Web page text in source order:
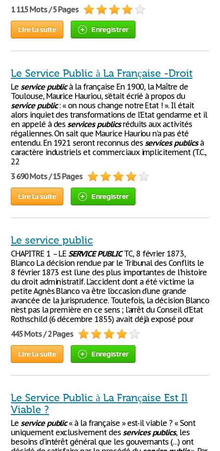
1 115 Mots / 5 Pages
Lire la suite Enregistrer
Le Service Public à La Française -Droit
Le service publicà la française En 1900, la Maître de
Toulouse, Maurice Hauriou, s’était écrié à propos du
service public: « on nous change notre Etat ! ». Il était
alors inquiet des transformations de l’Etat gendarme et il
en appelé à desservices publicsréduits aux activités
régaliennes. On sait que Maurice Hauriou n’a pas été
entendu. En 1921 seront reconnus des services publicsà
caractère industriels et commerciaux implicitement (T.C.,
22
3 690 Mots / 15 Pages
Lire la suite Enregistrer
Le service public
CHAPITRE 1 – LESERVICE PUBLICTC, 8 février 1873,
Blanco La décision rendue par le Tribunal des Conflits le
8 février 1873 est l’une des plus importantes de l’histoire
du droit administratif. L’accident dont a été victime la
petite Agnès Blanco va être l’occasion d’une grande
avancée de la jurisprudence. Toutefois, la décision Blanco
n’est pas la première en ce sens ; l’arrêt du Conseil d’Etat
Rothschild (6 décembre 1855) avait déjà exposé pour
445 Mots / 2 Pages
Lire la suite Enregistrer
Le Service Public à La Française Est Il
Viable ?
Le service public« à la française » est-il viable ? « Sont
uniquement exclusivement des services publics, les
besoins d’intérêt général que les gouvernants (…) ont